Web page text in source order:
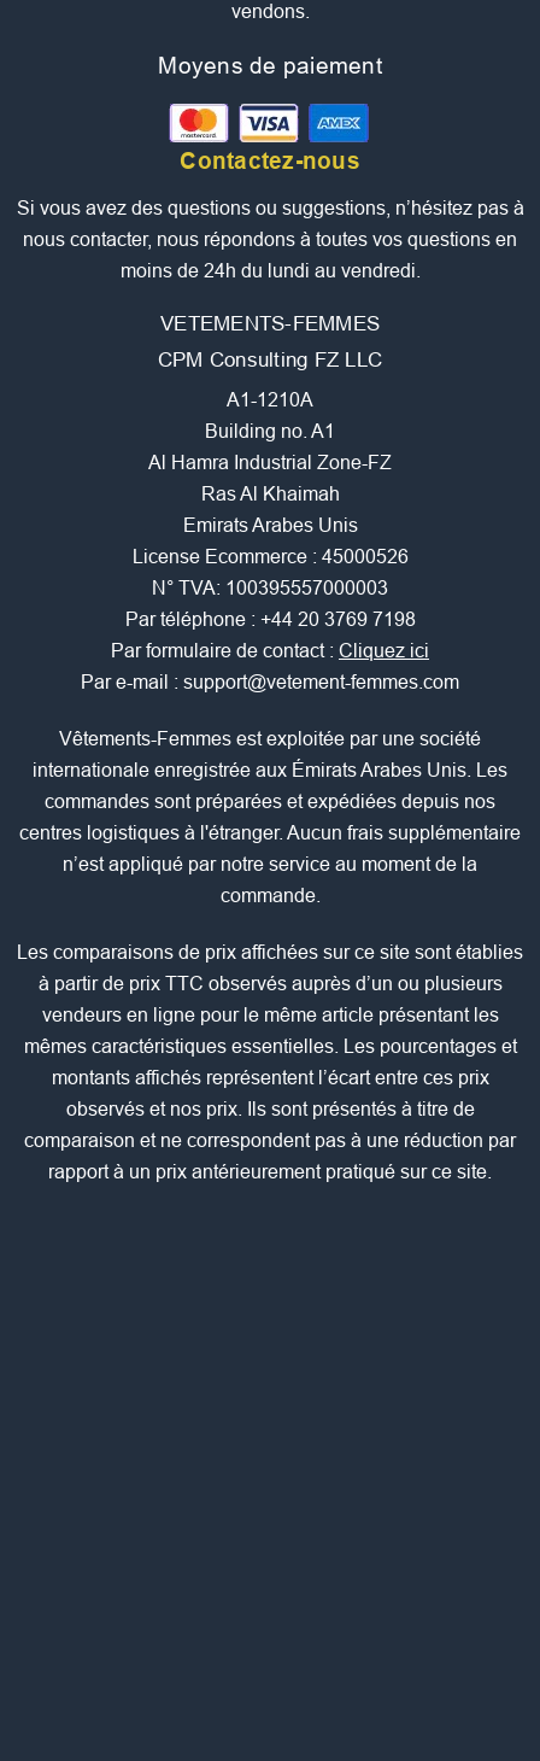
vendons.
Moyens de paiement
Contactez-nous
Si vous avez des questions ou suggestions, n’hésitez pas à
nous contacter, nous répondons à toutes vos questions en
moins de 24h du lundi au vendredi.
VETEMENTS-FEMMES
CPM Consulting FZ LLC
A1-1210A
Building no. A1
Al Hamra Industrial Zone-FZ
Ras Al Khaimah
Emirats Arabes Unis
License Ecommerce : 45000526
N° TVA: 100395557000003
Par téléphone : +44 20 3769 7198
Par formulaire de contact : Cliquez ici
Par e-mail : support@vetement-femmes.com
Vêtements-Femmes est exploitée par une société
internationale enregistrée aux Émirats Arabes Unis. Les
commandes sont préparées et expédiées depuis nos
centres logistiques à l'étranger. Aucun frais supplémentaire
n’est appliqué par notre service au moment de la
commande.
Les comparaisons de prix affichées sur ce site sont établies
à partir de prix TTC observés auprès d’un ou plusieurs
vendeurs en ligne pour le même article présentant les
mêmes caractéristiques essentielles. Les pourcentages et
montants affichés représentent l’écart entre ces prix
observés et nos prix. Ils sont présentés à titre de
comparaison et ne correspondent pas à une réduction par
rapport à un prix antérieurement pratiqué sur ce site.